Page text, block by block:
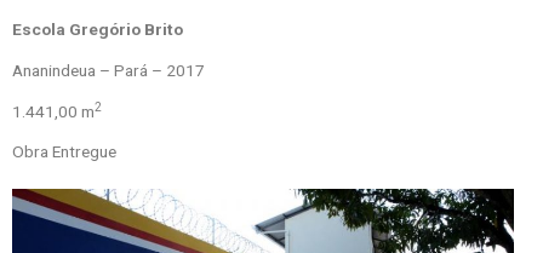
Escola Gregório Brito
Ananindeua – Pará – 2017
1.441,00 m2
Obra Entregue